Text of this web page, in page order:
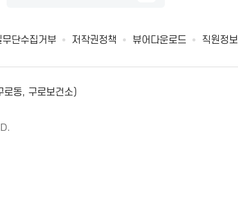
무단수집거부 저작권정책 뷰어다운로드 직원정보
동, 구로보건소）